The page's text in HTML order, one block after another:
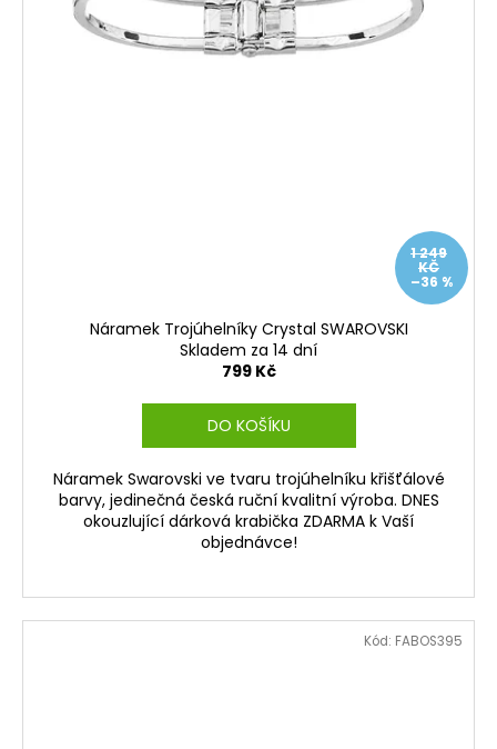
1 249
KČ
–36 %
Náramek Trojúhelníky Crystal SWAROVSKI
Skladem za 14 dní
799 Kč
DO KOŠÍKU
Náramek Swarovski ve tvaru trojúhelníku křišťálové
barvy, jedinečná česká ruční kvalitní výroba. DNES
okouzlující dárková krabička ZDARMA k Vaší
objednávce!
Kód: FABOS395